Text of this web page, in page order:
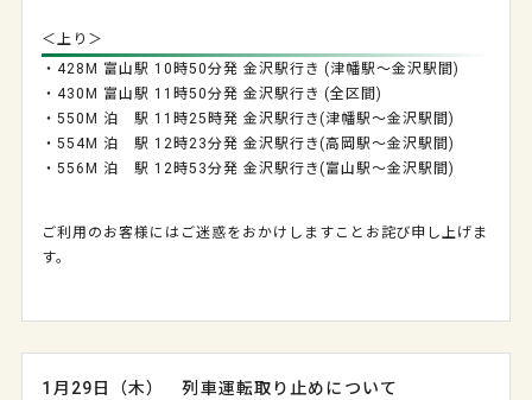
＜上り＞
・428M 富山駅 10時50分発 金沢駅行き (津幡駅～金沢駅間)
・430M 富山駅 11時50分発 金沢駅行き (全区間)
・550M 泊 駅 11時25時発 金沢駅行き(津幡駅～金沢駅間)
・554M 泊 駅 12時23分発 金沢駅行き(高岡駅～金沢駅間)
・556M 泊 駅 12時53分発 金沢駅行き(富山駅～金沢駅間)
ご利用のお客様にはご迷惑をおかけしますことお詫び申し上げま
す。
1月29日（木） 列車運転取り止めについて